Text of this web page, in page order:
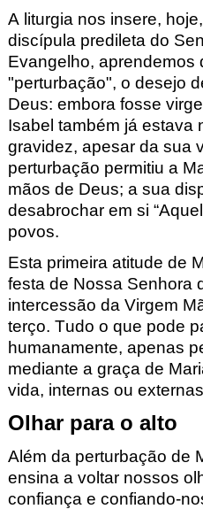
A liturgia nos insere,
discípula predileta do
Evangelho, aprendemos
"perturbação", o desejo
Deus: embora fosse
Isabel também já estava
gravidez, apesar da sua
perturbação permitiu a
mãos de Deus; a sua
desabrochar em si
povos.
Esta primeira atitude de
festa de Nossa Senhora
intercessão da Virgem
terço. Tudo o que pode
humanamente, apenas
mediante a graça de
vida, internas ou
Olhar para o alto
Além da perturbação de
ensina a voltar nossos
confiança e confiando-